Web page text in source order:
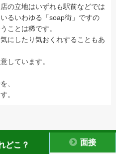
の立地はいずれも駅前などでは
るいわゆる「soap街」ですの
ことは稀です。
にしたり気おくれすることもあ
しています。
、
。
どこ？ 面接